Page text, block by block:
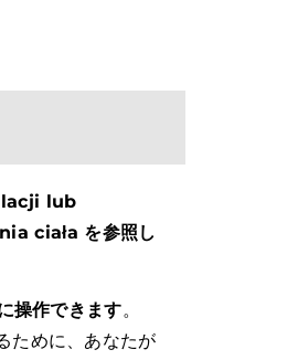
lub
ciała を参照し
操作できます。
めに、あなたが